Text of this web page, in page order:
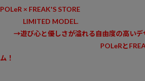
POLeR ×
LIMITED MODEL.
→遊び心と優しさが溢れる自由度の高いデ
POLeRとFREAK'S STORE
ム！